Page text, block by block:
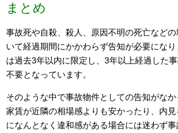
まとめ
事故死や自殺、殺人、原因不明の死亡など
いて経過期間にかかわらず告知が必要にな
は過去3年以内に限定し、3年以上経過した
不要となっています。
そのような中で事故物件としての告知がな
家賃が近隣の相場感よりも安かったり、内
になんとなく違和感がある場合には迷わず